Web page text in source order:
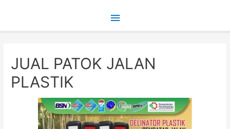
Main
JUAL PATOK JALAN
PLASTIK